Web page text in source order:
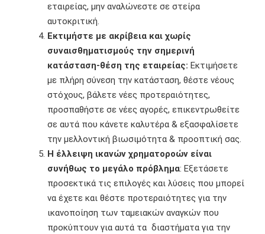
εταιρείας, μην αναλώνεστε σε στείρα
αυτοκριτική.
Εκτιμήστε με ακρίβεια και χωρίς
συναισθηματισμούς την σημερινή
κατάσταση-θέση της εταιρείας: Εκτιμήσετε
με πλήρη σύνεση την κατάσταση, θέστε νέους
στόχους, βάλετε νέες προτεραιότητες,
προσπαθήστε σε νέες αγορές, επικεντρωθείτε
σε αυτά που κάνετε καλυτέρα & εξασφαλίσετε
την μελλοντική βιωσιμότητα & προοπτική σας.
Η έλλειψη ικανών χρηματοροών είναι
συνήθως το μεγάλο πρόβλημα: Εξετάσετε
προσεκτικά τις επιλογές και λύσεις που μπορεί
να έχετε και θέστε προτεραιότητες για την
ικανοποίηση των ταμειακών αναγκών που
προκύπτουν για αυτά τα διαστήματα για την